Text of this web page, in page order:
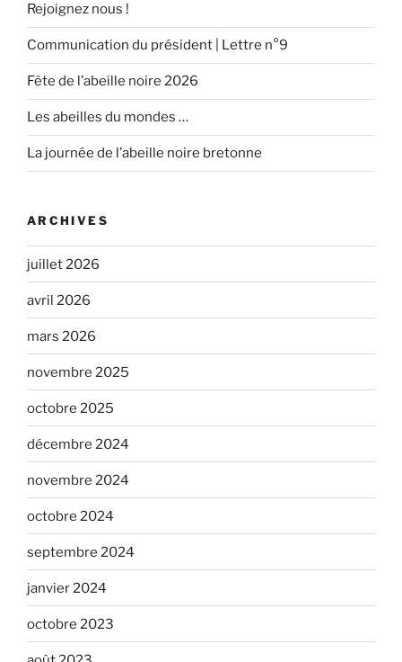
Rejoignez nous !
Communication du président | Lettre n°9
Fête de l’abeille noire 2026
Les abeilles du mondes …
La journée de l’abeille noire bretonne
ARCHIVES
juillet 2026
avril 2026
mars 2026
novembre 2025
octobre 2025
décembre 2024
novembre 2024
octobre 2024
septembre 2024
janvier 2024
octobre 2023